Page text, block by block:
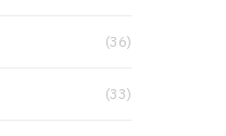
(36)
(33)